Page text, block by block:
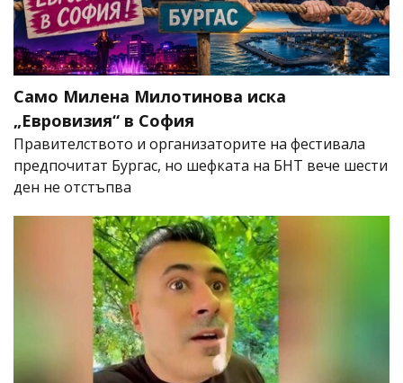
Само Милена Милотинова иска
„Евровизия“ в София
Правителството и организаторите на фестивала
предпочитат Бургас, но шефката на БНТ вече шести
ден не отстъпва